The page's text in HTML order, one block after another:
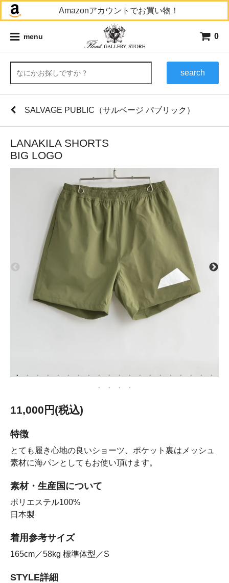
Amazonアカウントでお買い物！
menu 0
search
SALVAGE PUBLIC（サルベージ パブリック）
LANAKILA SHORTS
BIG LOGO
11,000円(税込)
特徴
とても履き心地の良いショーツ、ポケット裏はメッシュ
素材に海パンとしてもお使い頂けます。
素材・生産国について
ポリエステル100%
日本製
着用参考サイズ
165cm／58kg 標準体型／S
STYLE詳細